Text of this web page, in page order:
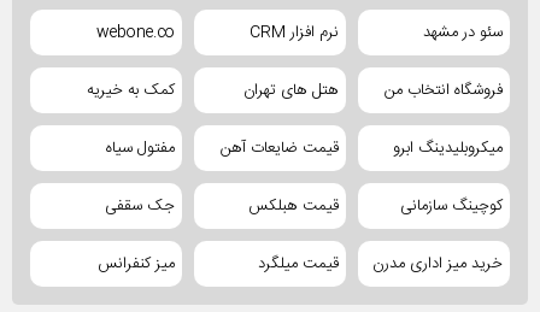
سئو در مشهد نرم افزار CRM webone.co
فروشگاه انتخاب من هتل های تهران کمک به خیریه
میکروبلیدینگ ابرو قیمت ضایعات آهن مفتول سیاه
کوچینگ سازمانی قیمت هبلکس جک سقفی
خرید میز اداری مدرن قیمت میلگرد میز کنفرانس